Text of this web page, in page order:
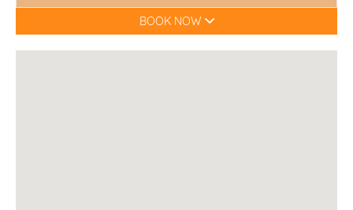
BOOK NOW